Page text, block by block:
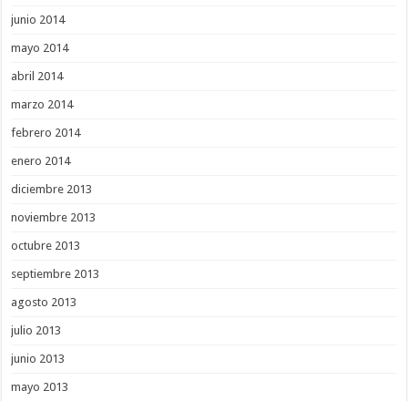
junio 2014
mayo 2014
abril 2014
marzo 2014
febrero 2014
enero 2014
diciembre 2013
noviembre 2013
octubre 2013
septiembre 2013
agosto 2013
julio 2013
junio 2013
mayo 2013